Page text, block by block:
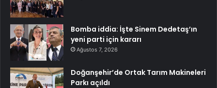
Bomba iddia: İşte Sinem Dedetaş’ın
yeni parti için kararı
Ağustos 7, 2026
Doğanşehir’de Ortak Tarım Makineleri
Parkı açıldı